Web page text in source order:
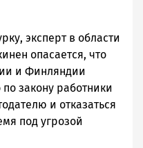
эксперт в области
опасается, что
и Финляндии
по закону работники
и отказаться
под угрозой